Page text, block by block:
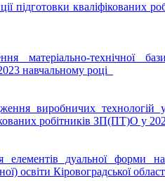
підготовки кваліфікованих
матеріально-технічної
навчальному році
виробничих технологій
робітників ЗП(ПТ)О у
дуальної форми
освіти Кіровоградської